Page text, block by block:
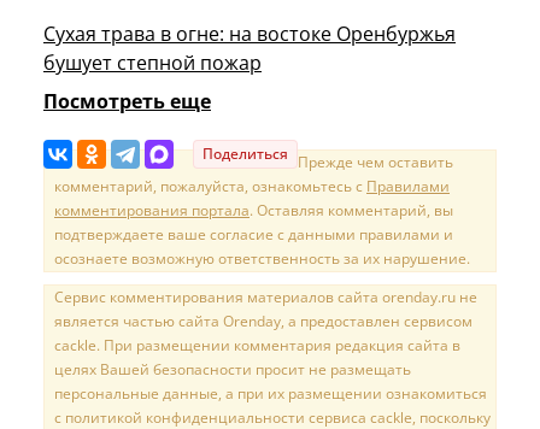
Сухая трава в огне: на востоке Оренбуржья
бушует степной пожар
Посмотреть еще
Поделиться Прежде чем оставить
комментарий, пожалуйста, ознакомьтесь с Правилами
комментирования портала. Оставляя комментарий, вы
подтверждаете ваше согласие с данными правилами и
осознаете возможную ответственность за их нарушение.
Сервис комментирования материалов сайта orenday.ru не
является частью сайта Orenday, а предоставлен сервисом
cackle. При размещении комментария редакция сайта в
целях Вашей безопасности просит не размещать
персональные данные, а при их размещении ознакомиться
с политикой конфиденциальности сервиса cackle, поскольку